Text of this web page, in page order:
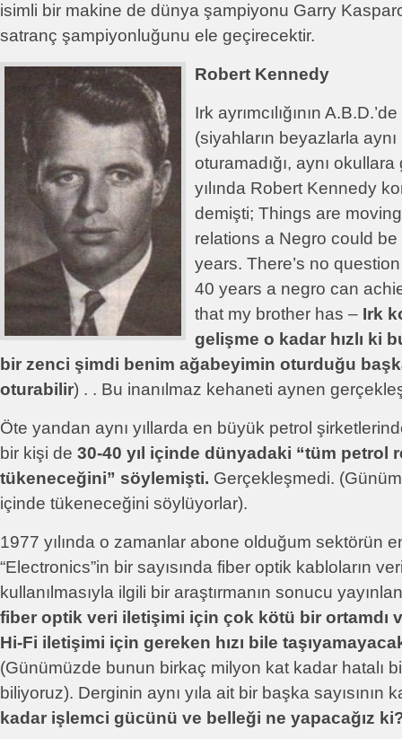
isimli bir makine de dünya şampiyonu Garry
satranç şampiyonluğunu ele geçirecektir.
Robert Kennedy
Irk ayrımcılığının
(siyahların beyazlarla
oturamadığı, aynı
yılında Robert Kennedy
demişti; Things are
relations a Negro could
years. There’s no
40 years a negro can
that my brother has – Irk
gelişme o kadar hızlı ki
bir zenci şimdi benim ağabeyimin oturduğu
oturabilir) . . Bu inanılmaz kehaneti aynen
Öte yandan aynı yıllarda en büyük petrol
bir kişi de 30-40 yıl içinde dünyadaki “tüm petrol
tükeneceğini” söylemişti. Gerçekleşmedi.
içinde tükeneceğini söylüyorlar).
1977 yılında o zamanlar abone olduğum sektörün
“Electronics”in bir sayısında fiber optik kabloların
kullanılmasıyla ilgili bir araştırmanın sonucu
fiber optik veri iletişimi için çok kötü bir ortamdı
Hi-Fi iletişimi için gereken hızı bile
(Günümüzde bunun birkaç milyon kat kadar hatalı
biliyoruz). Derginin aynı yıla ait bir başka sayısının
kadar işlemci gücünü ve belleği ne yapacağız